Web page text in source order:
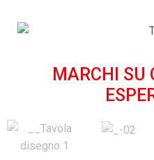
MARCHI SU